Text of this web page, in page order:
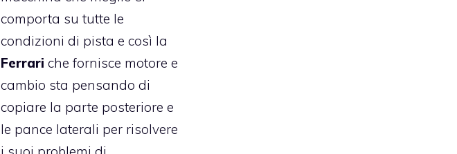
comporta su tutte le
condizioni di pista e così la
Ferrari che fornisce motore e
cambio sta pensando di
copiare la parte posteriore e
le pance laterali per risolvere